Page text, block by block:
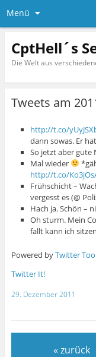
Menü
CptHell´s
Die Welt aus
Tweets am
http://t.co/
dann sowas. Er
So jetzt aber gute
Mal wieder
http://t.co/
Frühschicht –
vergesst es (@
Hach ja. Schön –
Oh sturm. Mein
fallt kann ich
Powered byTwitter
Twitter It!
29. Dezember 2011
« zurück